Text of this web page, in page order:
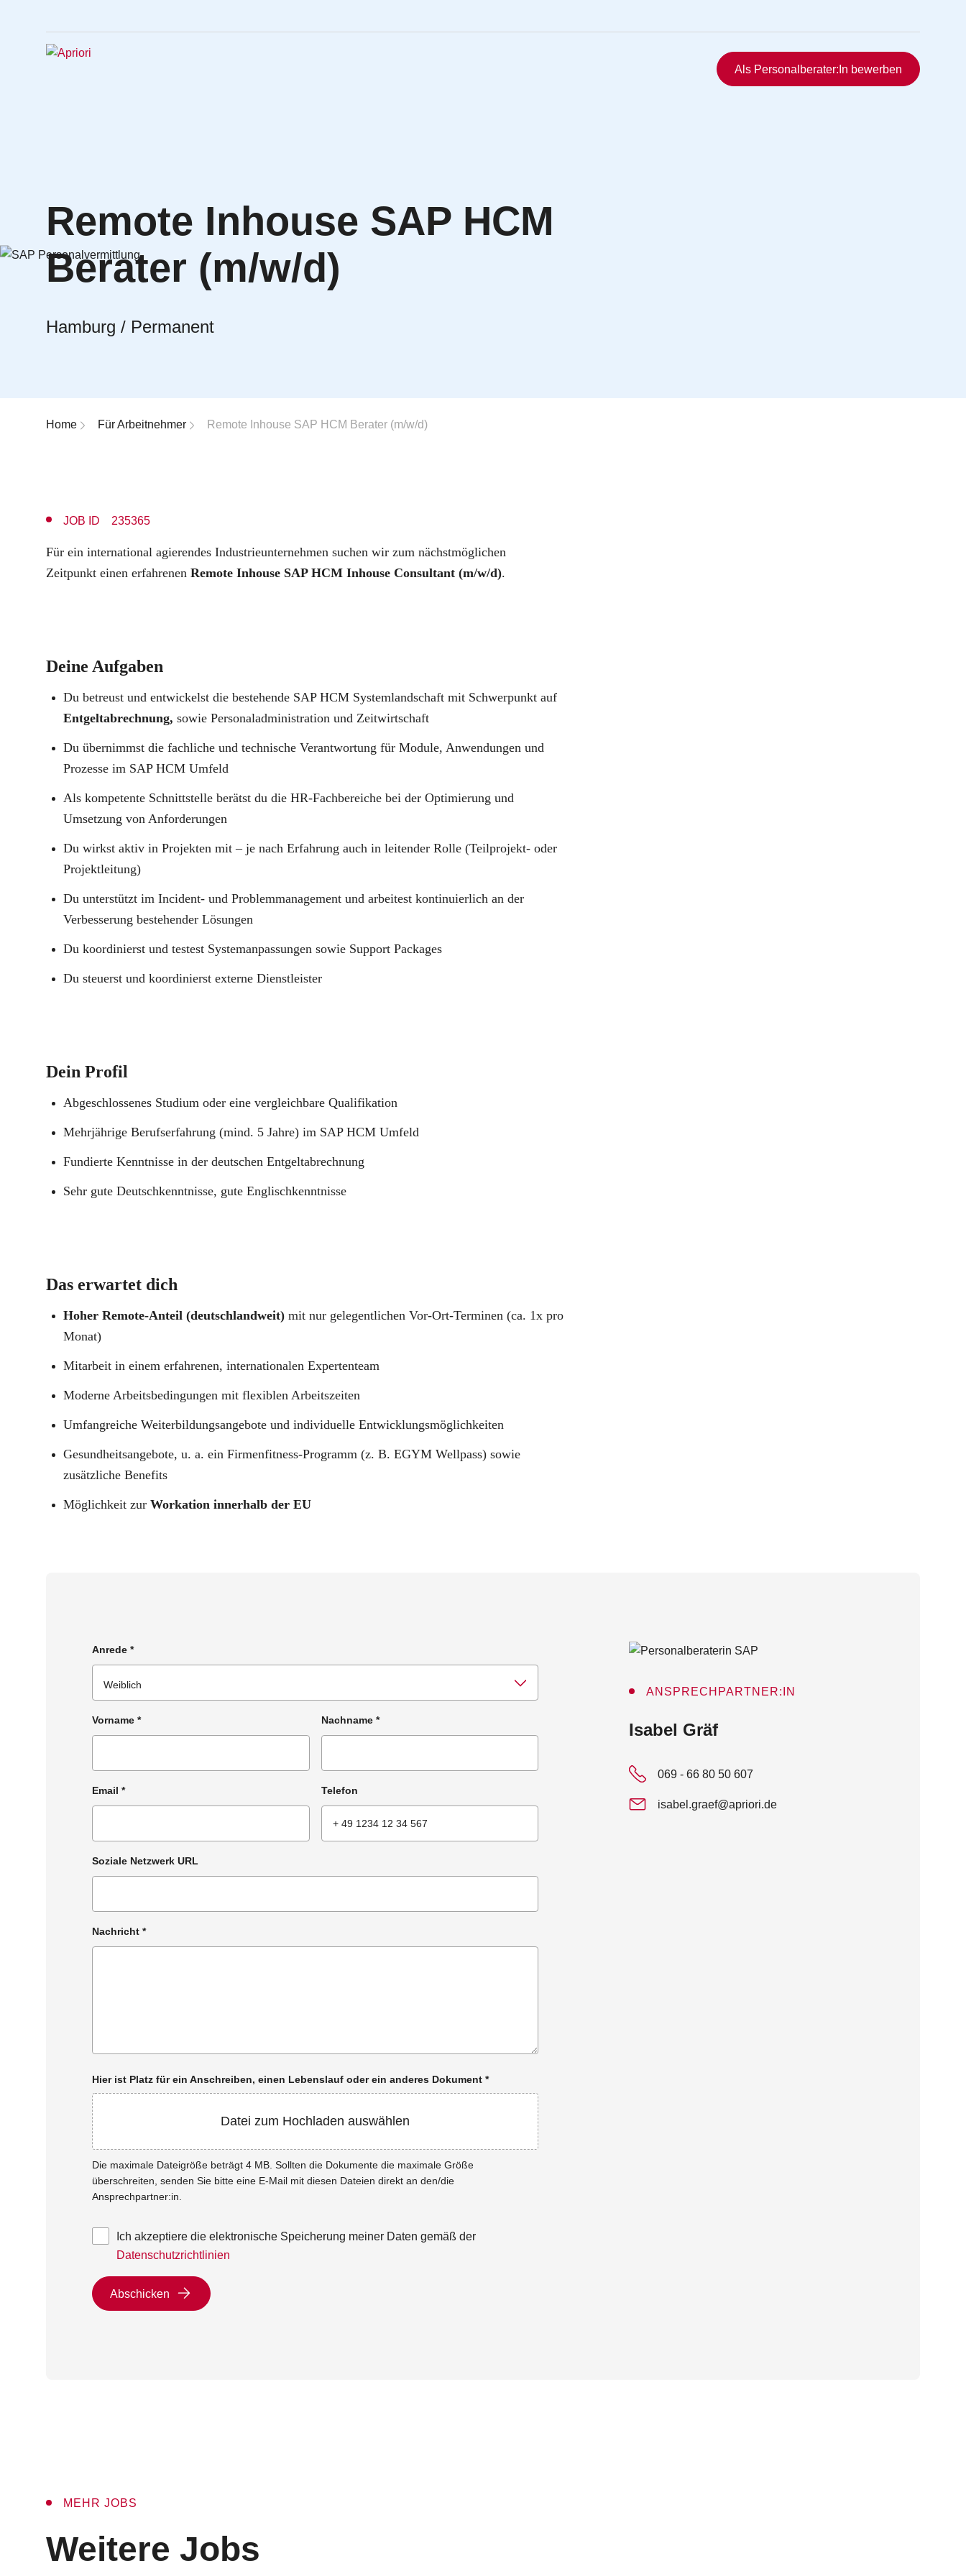
Schnellzugriff
HR:LAB Lösungen
Als Personalberater:In bewerben
Remote Inhouse SAP HCM
Berater (m/w/d)
Hamburg / Permanent
Breadcrumb-Navigation
Home Für Arbeitnehmer Remote Inhouse SAP HCM Berater (m/w/d)
JOB ID 235365
Für ein international agierendes Industrieunternehmen suchen wir zum nächstmöglichen
Zeitpunkt einen erfahrenen Remote Inhouse SAP HCM Inhouse Consultant (m/w/d).
Deine Aufgaben
Du betreust und entwickelst die bestehende SAP HCM Systemlandschaft mit Schwerpunkt auf
Entgeltabrechnung, sowie Personaladministration und Zeitwirtschaft
Du übernimmst die fachliche und technische Verantwortung für Module, Anwendungen und
Prozesse im SAP HCM Umfeld
Als kompetente Schnittstelle berätst du die HR-Fachbereiche bei der Optimierung und
Umsetzung von Anforderungen
Du wirkst aktiv in Projekten mit – je nach Erfahrung auch in leitender Rolle (Teilprojekt- oder
Projektleitung)
Du unterstützt im Incident- und Problemmanagement und arbeitest kontinuierlich an der
Verbesserung bestehender Lösungen
Du koordinierst und testest Systemanpassungen sowie Support Packages
Du steuerst und koordinierst externe Dienstleister
Dein Profil
Abgeschlossenes Studium oder eine vergleichbare Qualifikation
Mehrjährige Berufserfahrung (mind. 5 Jahre) im SAP HCM Umfeld
Fundierte Kenntnisse in der deutschen Entgeltabrechnung
Sehr gute Deutschkenntnisse, gute Englischkenntnisse
Das erwartet dich
Hoher Remote-Anteil (deutschlandweit) mit nur gelegentlichen Vor-Ort-Terminen (ca. 1x pro
Monat)
Mitarbeit in einem erfahrenen, internationalen Expertenteam
Moderne Arbeitsbedingungen mit flexiblen Arbeitszeiten
Umfangreiche Weiterbildungsangebote und individuelle Entwicklungsmöglichkeiten
Gesundheitsangebote, u. a. ein Firmenfitness-Programm (z. B. EGYM Wellpass) sowie
zusätzliche Benefits
Möglichkeit zur Workation innerhalb der EU
Anrede *
Vorname * Nachname *
Email * Telefon
Soziale Netzwerk URL
Nachricht *
Hier ist Platz für ein Anschreiben, einen Lebenslauf oder ein anderes Dokument *
Datei zum Hochladen auswählen
Die maximale Dateigröße beträgt 4 MB. Sollten die Dokumente die maximale Größe
überschreiten, senden Sie bitte eine E-Mail mit diesen Dateien direkt an den/die
Ansprechpartner:in.
Ich akzeptiere die elektronische Speicherung meiner Daten gemäß der
Datenschutzrichtlinien
Abschicken
ANSPRECHPARTNER:IN
:Isabel Gräf
069 - 66 80 50 607
isabel.graef@apriori.de
MEHR JOBS
:
Weitere Jobs